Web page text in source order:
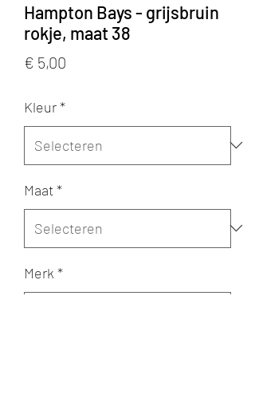
Hampton Bays - grijsbruin
rokje, maat 38
€ 5,00
Kleur*
Maat*
Merk *